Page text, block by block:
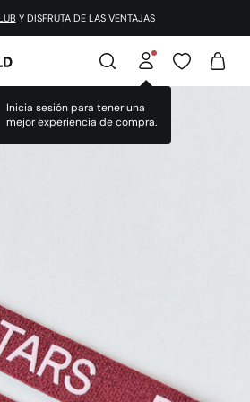
Y DISFRUTA DE LAS VENTAJAS
Inicia sesión para tener una
mejor experiencia de compra.